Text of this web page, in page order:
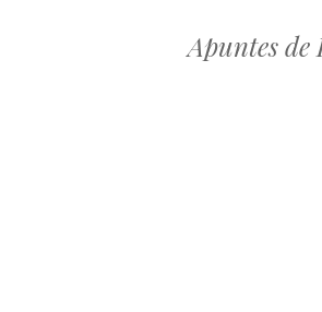
Apuntes